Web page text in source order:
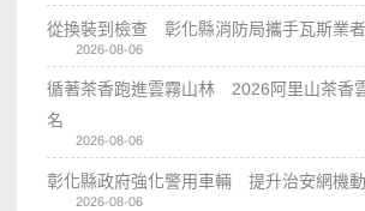
從換裝到檢查 彰化縣消防局攜手瓦斯業
2026-08-06
循著茶香跑進雲霧山林 2026阿里山茶香
名
2026-08-06
彰化縣政府強化警用車輛 提升治安網機
2026-08-06